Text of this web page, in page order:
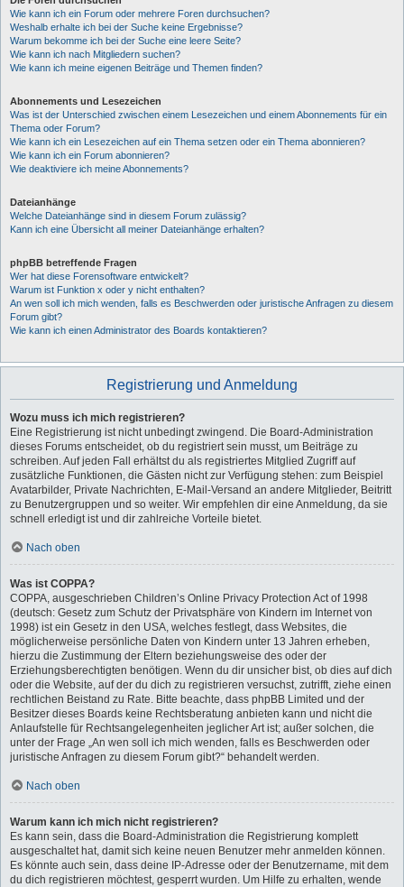
Wie kann ich ein Forum oder mehrere Foren durchsuchen?
Weshalb erhalte ich bei der Suche keine Ergebnisse?
Warum bekomme ich bei der Suche eine leere Seite?
Wie kann ich nach Mitgliedern suchen?
Wie kann ich meine eigenen Beiträge und Themen finden?
Abonnements und Lesezeichen
Was ist der Unterschied zwischen einem Lesezeichen und einem Abonnements für ein
Thema oder Forum?
Wie kann ich ein Lesezeichen auf ein Thema setzen oder ein Thema abonnieren?
Wie kann ich ein Forum abonnieren?
Wie deaktiviere ich meine Abonnements?
Dateianhänge
Welche Dateianhänge sind in diesem Forum zulässig?
Kann ich eine Übersicht all meiner Dateianhänge erhalten?
phpBB betreffende Fragen
Wer hat diese Forensoftware entwickelt?
Warum ist Funktion x oder y nicht enthalten?
An wen soll ich mich wenden, falls es Beschwerden oder juristische Anfragen zu diesem
Forum gibt?
Wie kann ich einen Administrator des Boards kontaktieren?
Registrierung und Anmeldung
Wozu muss ich mich registrieren?
Eine Registrierung ist nicht unbedingt zwingend. Die Board-Administration
dieses Forums entscheidet, ob du registriert sein musst, um Beiträge zu
schreiben. Auf jeden Fall erhältst du als registriertes Mitglied Zugriff auf
zusätzliche Funktionen, die Gästen nicht zur Verfügung stehen: zum Beispiel
Avatarbilder, Private Nachrichten, E-Mail-Versand an andere Mitglieder, Beitritt
zu Benutzergruppen und so weiter. Wir empfehlen dir eine Anmeldung, da sie
schnell erledigt ist und dir zahlreiche Vorteile bietet.
Nach oben
Was ist COPPA?
COPPA, ausgeschrieben Children’s Online Privacy Protection Act of 1998
(deutsch: Gesetz zum Schutz der Privatsphäre von Kindern im Internet von
1998) ist ein Gesetz in den USA, welches festlegt, dass Websites, die
möglicherweise persönliche Daten von Kindern unter 13 Jahren erheben,
hierzu die Zustimmung der Eltern beziehungsweise des oder der
Erziehungsberechtigten benötigen. Wenn du dir unsicher bist, ob dies auf dich
oder die Website, auf der du dich zu registrieren versuchst, zutrifft, ziehe einen
rechtlichen Beistand zu Rate. Bitte beachte, dass phpBB Limited und der
Besitzer dieses Boards keine Rechtsberatung anbieten kann und nicht die
Anlaufstelle für Rechtsangelegenheiten jeglicher Art ist; außer solchen, die
unter der Frage „An wen soll ich mich wenden, falls es Beschwerden oder
juristische Anfragen zu diesem Forum gibt?“ behandelt werden.
Nach oben
Warum kann ich mich nicht registrieren?
Es kann sein, dass die Board-Administration die Registrierung komplett
ausgeschaltet hat, damit sich keine neuen Benutzer mehr anmelden können.
Es könnte auch sein, dass deine IP-Adresse oder der Benutzername, mit dem
du dich registrieren möchtest, gesperrt wurden. Um Hilfe zu erhalten, wende